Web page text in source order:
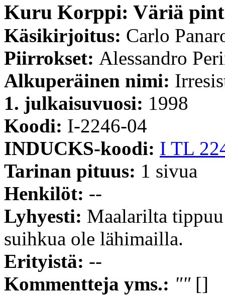
Kuru Korppi: Väriä
Käsikirjoitus: Carlo
Piirrokset: Alessandro
Alkuperäinen nimi:
1. julkaisuvuosi: 1998
Koodi: I-2246-04
INDUCKS-koodi: I TL
Tarinan pituus: 1 sivua
Henkilöt: --
Lyhyesti: Maalarilta
suihkua ole lähimailla.
Erityistä: --
Kommentteja yms.: ""[]